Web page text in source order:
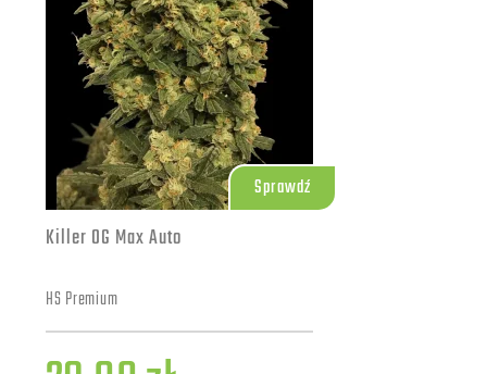
Sprawdź
Killer OG Max Auto
HS Premium